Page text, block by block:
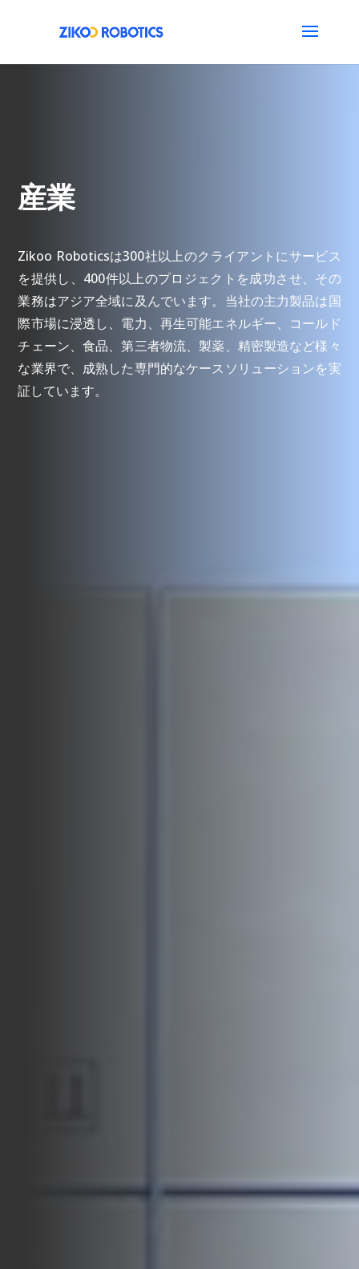
産業
Zikoo Roboticsは300社以上のクライアントにサービス
を提供し、400件以上のプロジェクトを成功させ、その
業務はアジア全域に及んでいます。当社の主力製品は国
際市場に浸透し、電力、再生可能エネルギー、コールド
チェーン、食品、第三者物流、製薬、精密製造など様々
な業界で、成熟した専門的なケースソリューションを実
証しています。